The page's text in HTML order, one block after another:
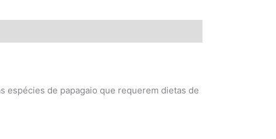
espécies de papagaio que requerem dietas de